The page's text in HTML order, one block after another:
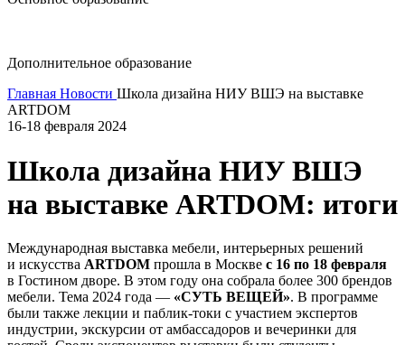
Дополнительное образование
Главная Новости Школа дизайна НИУ ВШЭ на выставке
ARTDOM
16-18 февраля 2024
Школа дизайна НИУ ВШЭ
на выставке ARTDOM: итоги
Международная выставка мебели, интерьерных решений
и искусства ARTDOM прошла в Москве с 16 по 18 февраля
в Гостином дворе. В этом году она собрала более 300 брендов
мебели. Тема 2024 года — «СУТЬ ВЕЩЕЙ». В программе
были также лекции и паблик-токи с участием экспертов
индустрии, экскурсии от амбассадоров и вечеринки для